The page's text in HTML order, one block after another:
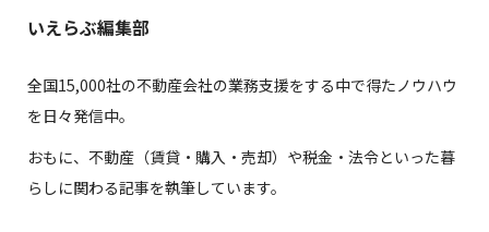
いえらぶ編集部
全国15,000社の不動産会社の業務支援をする中で得たノウハウ
を日々発信中。
おもに、不動産（賃貸・購入・売却）や税金・法令といった暮
らしに関わる記事を執筆しています。